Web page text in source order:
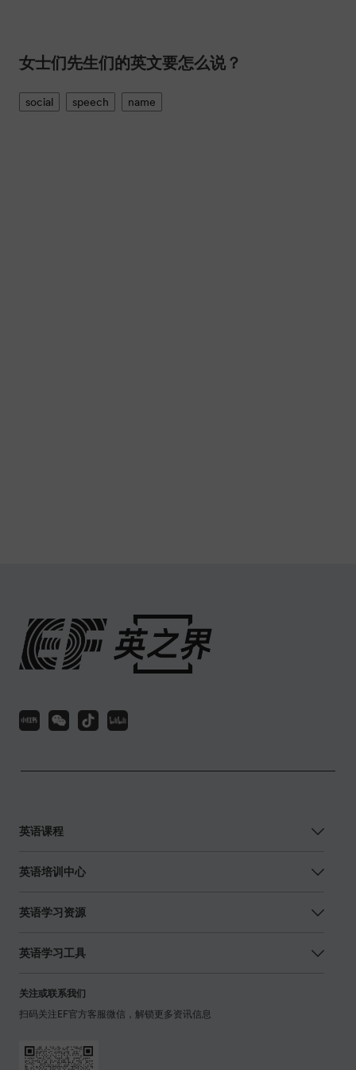
女士们先生们的英文要怎么说？
social speech name
英语课程
英语培训中心
英语学习资源
英语学习工具
关注或联系我们
扫码关注EF官方客服微信，解锁更多资讯信息